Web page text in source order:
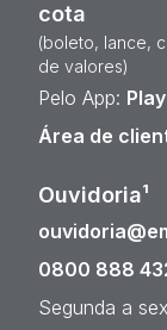
cota
(boleto, lance,
de valores)
Pelo App:
Área de
Ouvidoria¹
0800 888
Segunda a